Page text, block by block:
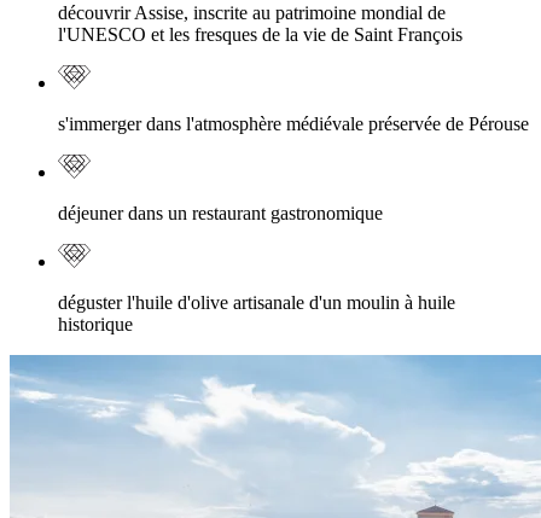
découvrir Assise, inscrite au patrimoine mondial de
l'UNESCO et les fresques de la vie de Saint François
s'immerger dans l'atmosphère médiévale préservée de Pérouse
déjeuner dans un restaurant gastronomique
déguster l'huile d'olive artisanale d'un moulin à huile
historique